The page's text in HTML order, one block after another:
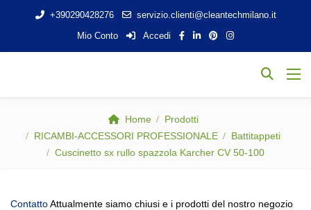
+390290428276
servizio.clienti@cleantechmilano.it
Mio Conto
Accedi
Home
Prodotti
RICAMBI-ACCESSORI PROFESSIONALE
Battitappeti
Cuscinetto sx rullo spazzola Karcher CV 50-100
ContattoAttualmente siamo chiusi e i prodotti del nostro negozio